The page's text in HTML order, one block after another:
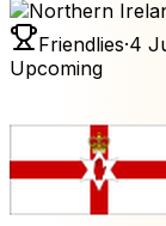
Friendlies·4
Upcoming